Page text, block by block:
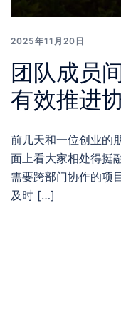
2025年11月20日
团队成员
有效推进
前几天和一位创业的
面上看大家相处得挺
需要跨部门协作的项
及时 […]